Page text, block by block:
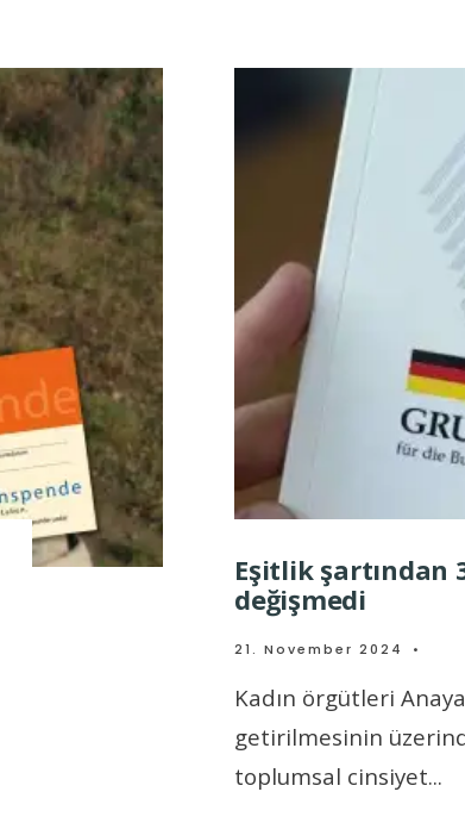
Eşitlik şartından
değişmedi
21. November 2024 •
Kadın örgütleri
getirilmesinin
toplumsal cinsiyet...